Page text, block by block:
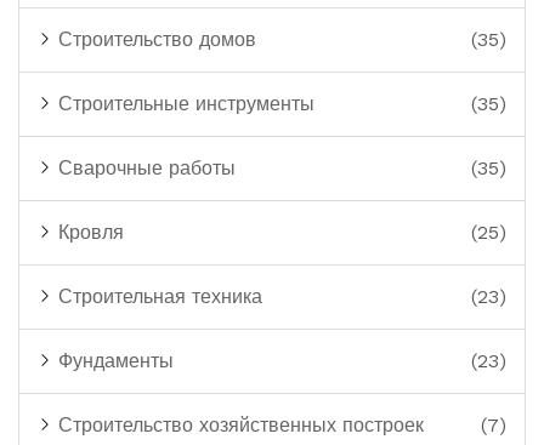
Строительство домов (35)
Строительные инструменты (35)
Сварочные работы (35)
Кровля (25)
Строительная техника (23)
Фундаменты (23)
Строительство хозяйственных построек (7)